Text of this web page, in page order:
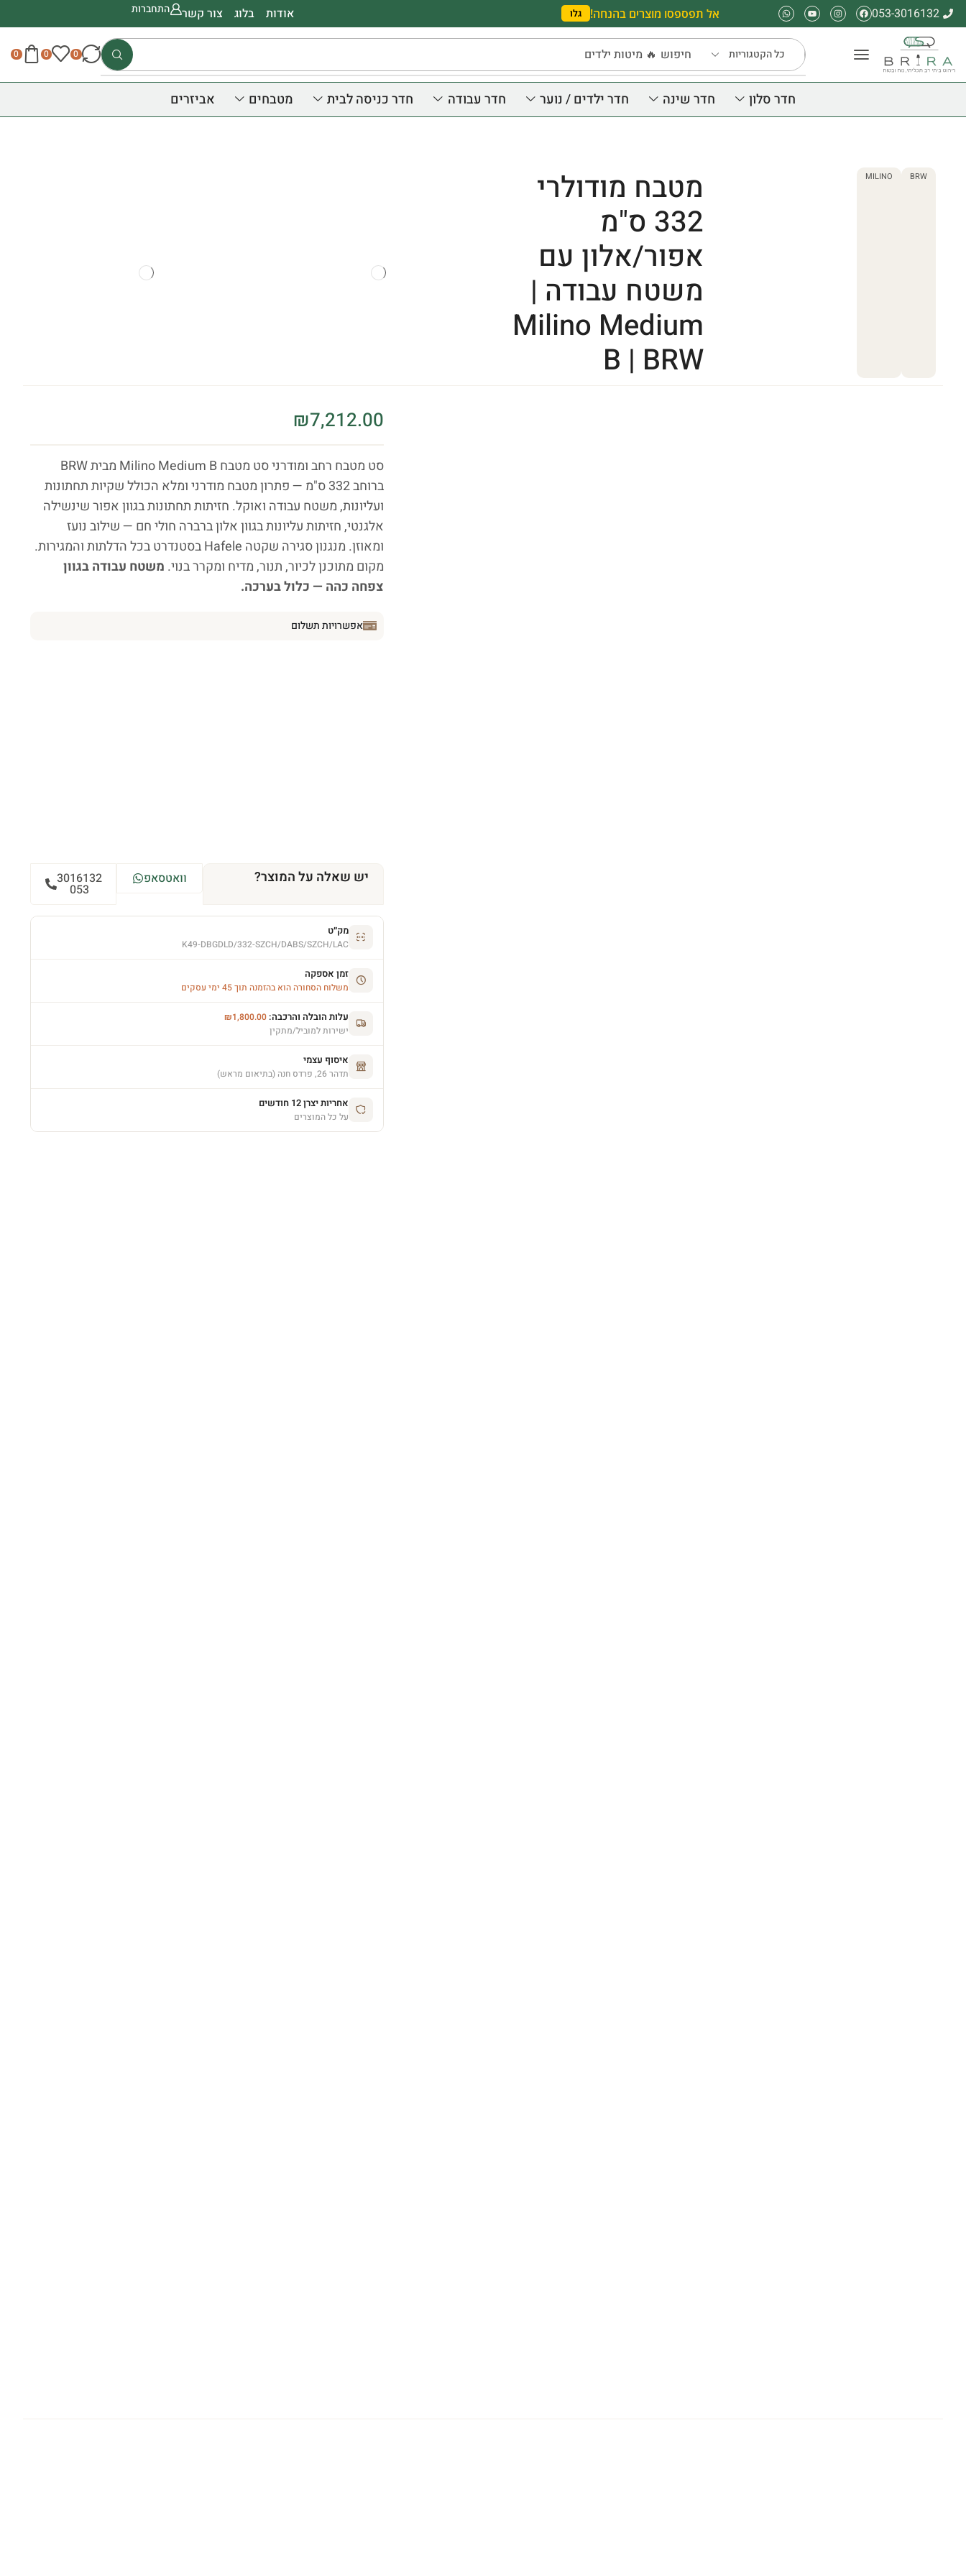
053-3016132 אל תפספסו מוצרים בהנחה! גלו אודות בלוג צור קשר התחברות
חיפוש 🔥 מיטות ילדים 0
0
0
חדר סלון חדר שינה חדר ילדים / נוער חדר עבודה חדר כניסה לבית מטבחים אביזרים
BRW
MILINO
מטבח מודולרי
332 ס"מ
אפור/אלון עם
משטח עבודה |
Milino Medium
B | BRW
₪7,212.00
סט מטבח רחב ומודרני סט מטבח Milino Medium B מבית BRW
ברוחב 332 ס"מ — פתרון מטבח מודרני ומלא הכולל שקיות תחתונות
ועליונות, משטח עבודה ואוקל. חזיתות תחתונות בגוון אפור שינשילה
אלגנטי, חזיתות עליונות בגוון אלון ברברה חולי חם — שילוב נועז
ומאוזן. מנגנון סגירה שקטה Hafele בסטנדרט בכל הדלתות והמגירות.
מקום מתוכנן לכיור, תנור, מדיח ומקרר בנוי. משטח עבודה בגוון
צפחה כהה — כלול בערכה.
אפשרויות תשלום
יש שאלה על המוצר? וואטסאפ 3016132
053
מק״ט
K49-DBGDLD/332-SZCH/DABS/SZCH/LAC
זמן אספקה
משלוח הסחורה הוא בהזמנה תוך 45 ימי עסקים
עלות הובלה והרכבה: ₪1,800.00
ישירות למוביל/מתקין
איסוף עצמי
תדהר 26, פרדס חנה (בתיאום מראש)
אחריות יצרן 12 חודשים
על כל המוצרים